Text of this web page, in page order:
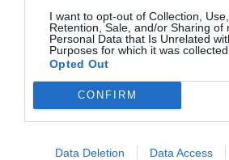
I want to opt-out of Collection, Use,
Retention, Sale, and/or Sharing of
Personal Data that Is Unrelated
Purposes for which it was collected.
Opted Out
CONFIRM
Data Deletion Data Access